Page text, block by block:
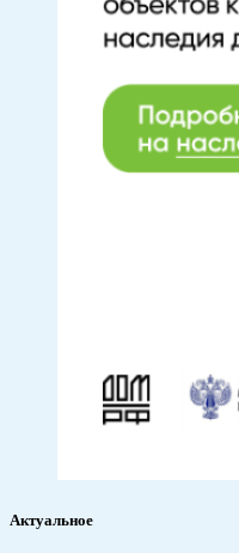
Актуальное